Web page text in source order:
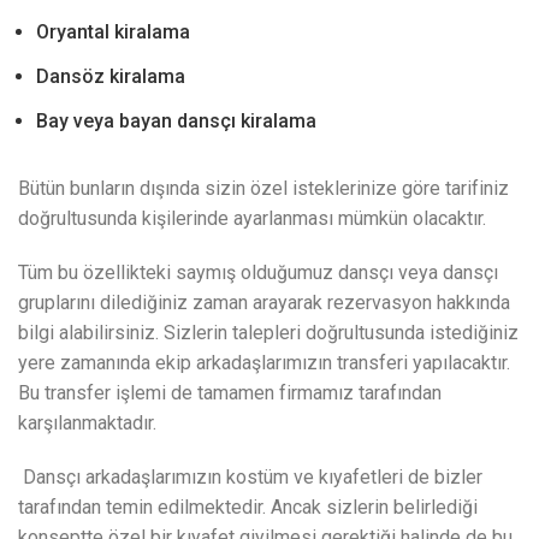
Oryantal kiralama
Dansöz kiralama
Bay veya bayan dansçı kiralama
Bütün bunların dışında sizin özel isteklerinize göre tarifiniz
doğrultusunda kişilerinde ayarlanması mümkün olacaktır.
Tüm bu özellikteki saymış olduğumuz dansçı veya dansçı
gruplarını dilediğiniz zaman arayarak rezervasyon hakkında
bilgi alabilirsiniz. Sizlerin talepleri doğrultusunda istediğiniz
yere zamanında ekip arkadaşlarımızın transferi yapılacaktır.
Bu transfer işlemi de tamamen firmamız tarafından
karşılanmaktadır.
Dansçı arkadaşlarımızın kostüm ve kıyafetleri de bizler
tarafından temin edilmektedir. Ancak sizlerin belirlediği